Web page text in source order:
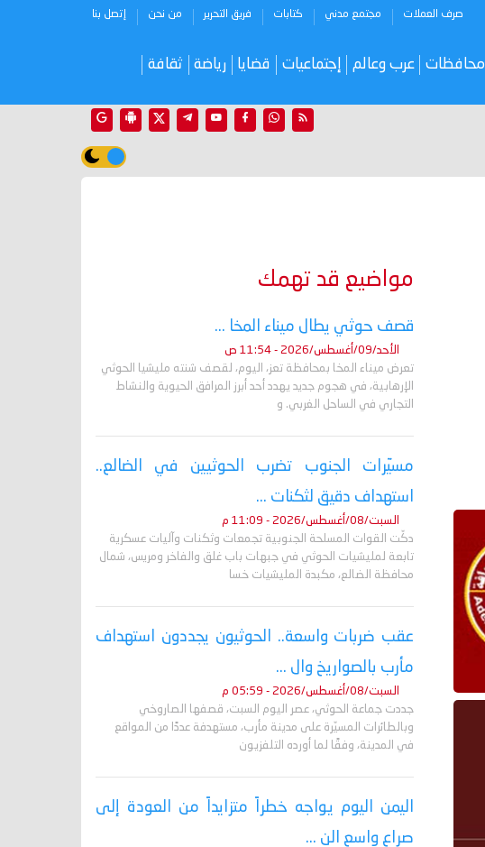
صرف العملات مجتمع مدني كتابات فريق التحرير من نحن إتصل بنا
محافظات عرب وعالم إجتماعيات قضايا رياضة ثقافة
مواضيع قد تهمك
قصف حوثي يطال ميناء المخا ...
الأحد/09/أغسطس/2026 - 11:54 ص
تعرض ميناء المخا بمحافظة تعز، اليوم، لقصف شنته مليشيا الحوثي
الإرهابية، في هجوم جديد يهدد أحد أبرز المرافق الحيوية والنشاط
التجاري في الساحل الغربي. و
مسيّرات الجنوب تضرب الحوثيين في الضالع..
استهداف دقيق لثكنات ...
السبت/08/أغسطس/2026 - 11:09 م
دكّت القوات المسلحة الجنوبية تجمعات وثكنات وآليات عسكرية
تابعة لمليشيات الحوثي في جبهات باب غلق والفاخر ومريس، شمال
محافظة الضالع، مكبدة المليشيات خسا
عقب ضربات واسعة.. الحوثيون يجددون استهداف
مأرب بالصواريخ وال ...
السبت/08/أغسطس/2026 - 05:59 م
جددت جماعة الحوثي، عصر اليوم السبت، قصفها الصاروخي
وبالطائرات المسيّرة على مدينة مأرب، مستهدفة عددًا من المواقع
في المدينة، وفقًا لما أورده التلفزيون
اليمن اليوم يواجه خطراً متزايداً من العودة إلى
صراع واسع الن ...